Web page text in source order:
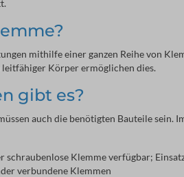
mithilfe einer ganzen Reihe von
Körper ermöglichen dies.
gibt es?
auch die benötigten Bauteile sein.
schraubenlose Klemme verfügbar;
verbundene Klemmen